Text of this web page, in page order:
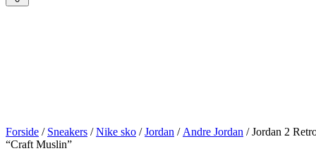
Forside / Sneakers /Nike sko /Jordan / Andre Jordan / Jordan 2
“Craft Muslin”